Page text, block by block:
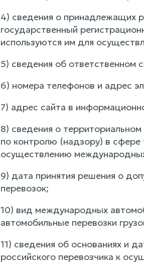
4) сведения о принадлежащих
государственный
используются им для
5) сведения об ответственном
6) номера телефонов и адрес
7) адрес сайта в
8) сведения о
по контролю (надзору) в сфере
осуществлению
9) дата принятия решения о
перевозок;
10) вид международных
автомобильные перевозки
11) сведения об основаниях и
российского перевозчика к